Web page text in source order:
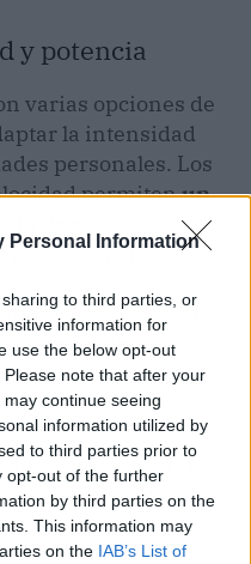
Personal Information
to third parties, or
information for
use the below opt-out
note that after your
continue seeing
information utilized by
to third parties prior to
opt-out of the further
by third parties on the
This information may
on the IAB’s List of
y potencia
varias opciones de
la intensidad
personales. Los
permitenun
y la eficiencia.
y en particular
son unasolución
mantener el hogar
Su eficiencia
y
para mejorar la
en una
acondicionado.